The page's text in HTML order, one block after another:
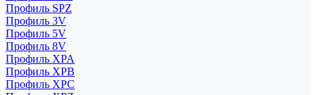
Профиль SPZ
Профиль 3V
Профиль 5V
Профиль 8V
Профиль XPA
Профиль XPB
Профиль XPC